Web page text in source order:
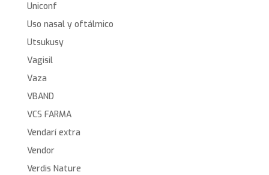
Uniconf
Uso nasal y oftálmico
Utsukusy
Vagisil
Vaza
VBAND
VCS FARMA
Vendarí extra
Vendor
Verdis Nature